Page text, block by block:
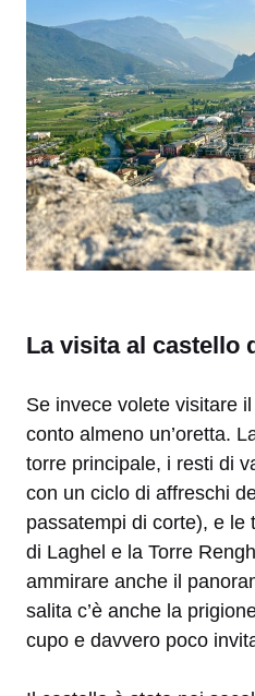
La visita al castello
Se invece volete visitare
conto almeno un’oretta.
torre principale, i resti di
con un ciclo di affreschi
passatempi di corte), e le
di Laghel e la Torre
ammirare anche il
salita c’è anche la
cupo e davvero poco